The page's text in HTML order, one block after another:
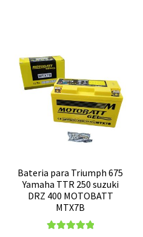
Bateria para Triumph 675
Yamaha TTR 250 suzuki
DRZ 400 MOTOBATT
MTX7B